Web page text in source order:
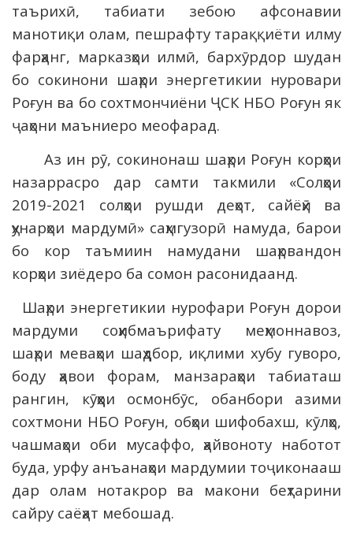
таърихӣ, табиати зебою афсонавии
манотиқи олам, пешрафту тараққиёти илму
фарҳанг, марказҳои илмӣ, бархӯрдор шудан
бо сокинони шаҳри энергетикии нуровари
Роғун ва бо сохтмончиёни ҶСК НБО Роғун як
ҷаҳони маъниеро меофарад.
Аз ин рӯ, сокинонаш шаҳри Роғун корҳои
назаррасро дар самти такмили «Солҳои
2019-2021 солҳои рушди деҳот, сайёҳӣ ва
ҳунарҳои мардумӣ» саҳмгузорӣ намуда, барои
бо кор таъмиин намудани шаҳрвандон
корҳои зиёдеро ба сомон расонидаанд.
Шаҳри энергетикии нурофари Роғун дорои
мардуми соҳибмаърифату меҳмоннавоз,
шаҳри меваҳои шаҳдбор, иқлими хубу гуворо,
боду ҳавои форам, манзараҳои табиаташ
рангин, кӯҳҳои осмонбӯс, обанбори азими
сохтмони НБО Роғун, обҳои шифобахш, кӯлҳо,
чашмаҳои оби мусаффо, ҳайвоноту наботот
буда, урфу анъанаҳои мардумии тоҷиконааш
дар олам нотакрор ва макони беҳтарини
сайру саёҳат мебошад.